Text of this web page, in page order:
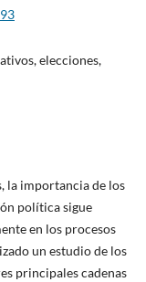
elecciones,
la importancia de los
política sigue
en los procesos
un estudio de los
principales cadenas